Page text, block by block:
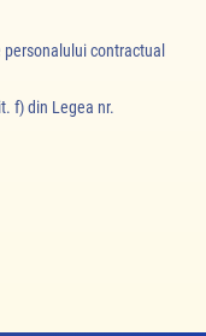
contractual
f) din Legea nr.